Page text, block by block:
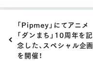
「Pipmey」にてアニメ
「ダンまち」10周年を記
念した、スペシャル企画
を開催！